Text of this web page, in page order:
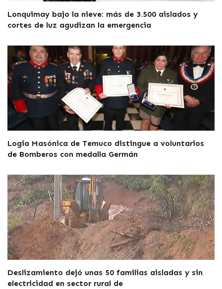
Lonquimay bajo la nieve: más de 3.500 aislados y
cortes de luz agudizan la emergencia
Logia Masónica de Temuco distingue a voluntarios
de Bomberos con medalla Germán
Deslizamiento dejó unas 50 familias aisladas y sin
electricidad en sector rural de